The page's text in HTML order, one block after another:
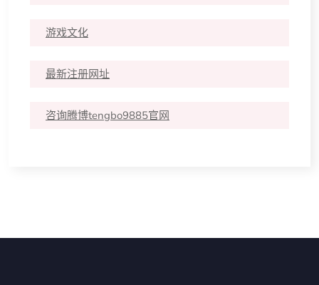
游戏文化
最新注册网址
咨询腾博tengbo9885官网